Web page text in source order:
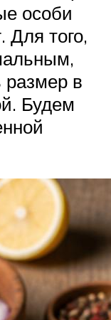
особи
Для того,
размер в
Будем